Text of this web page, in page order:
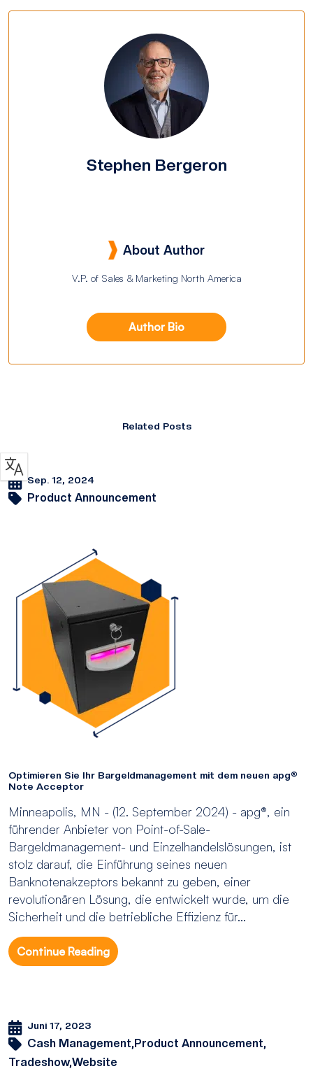
Stephen Bergeron
About Author
V.P. of Sales & Marketing North America
Author Bio
Related Posts
Sep. 12, 2024
Product Announcement
Optimieren Sie Ihr Bargeldmanagement mit dem neuen apg®
Note Acceptor
Minneapolis, MN - (12. September 2024) - apg®, ein
führender Anbieter von Point-of-Sale-
Bargeldmanagement- und Einzelhandelslösungen, ist
stolz darauf, die Einführung seines neuen
Banknotenakzeptors bekannt zu geben, einer
revolutionären Lösung, die entwickelt wurde, um die
Sicherheit und die betriebliche Effizienz für...
Continue Reading
Juni 17, 2023
Cash Management, Product Announcement,
Tradeshow,Website